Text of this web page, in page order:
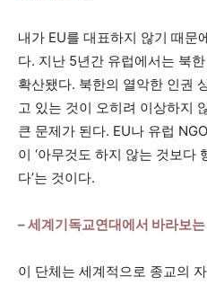
내가 EU를 대표하지 않기 때문
다. 지난 5년간 유럽에서는 북
확산됐다. 북한의 열악한 인권
고 있는 것이 오히려 이상하지
큰 문제가 된다. EU나 유럽
이 ‘아무것도 하지 않는 것보다
다’는 것이다.
– 세계기독교연대에서 바라보
이 단체는 세계적으로 종교의